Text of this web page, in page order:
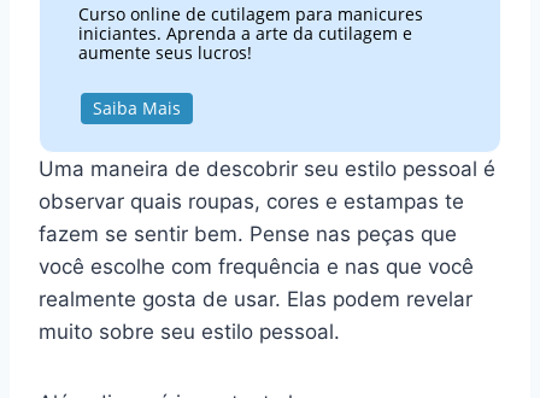
Curso online de cutilagem para manicures
iniciantes. Aprenda a arte da cutilagem e
aumente seus lucros!
Saiba Mais
Uma maneira de descobrir seu estilo pessoal é
observar quais roupas, cores e estampas te
fazem se sentir bem. Pense nas peças que
você escolhe com frequência e nas que você
realmente gosta de usar. Elas podem revelar
muito sobre seu estilo pessoal.